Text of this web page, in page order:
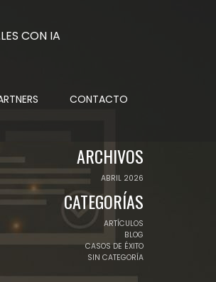
CONTACTO
ARCHIVOS
ABRIL 2026
CATEGORÍAS
ARTÍCULOS
BLOG
CASOS DE ÉXITO
SIN CATEGORÍA